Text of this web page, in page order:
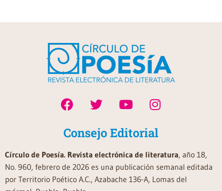
Consejo Editorial
Círculo de Poesía. Revista electrónica de literatura, año 18,
No. 960, febrero de 2026 es una publicación semanal editada
por Territorio Poético A.C., Azabache 136-A, Lomas del